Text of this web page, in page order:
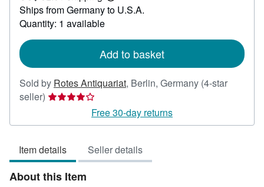
more
Ships from Germany to U.S.A.
Quantity: 1 available
Add to basket
Sold by Rotes Antiquariat, Berlin, Germany (4-star
seller) Seller
4
of
5
stars
Free 30-day returns
Item details Seller details
About this Item